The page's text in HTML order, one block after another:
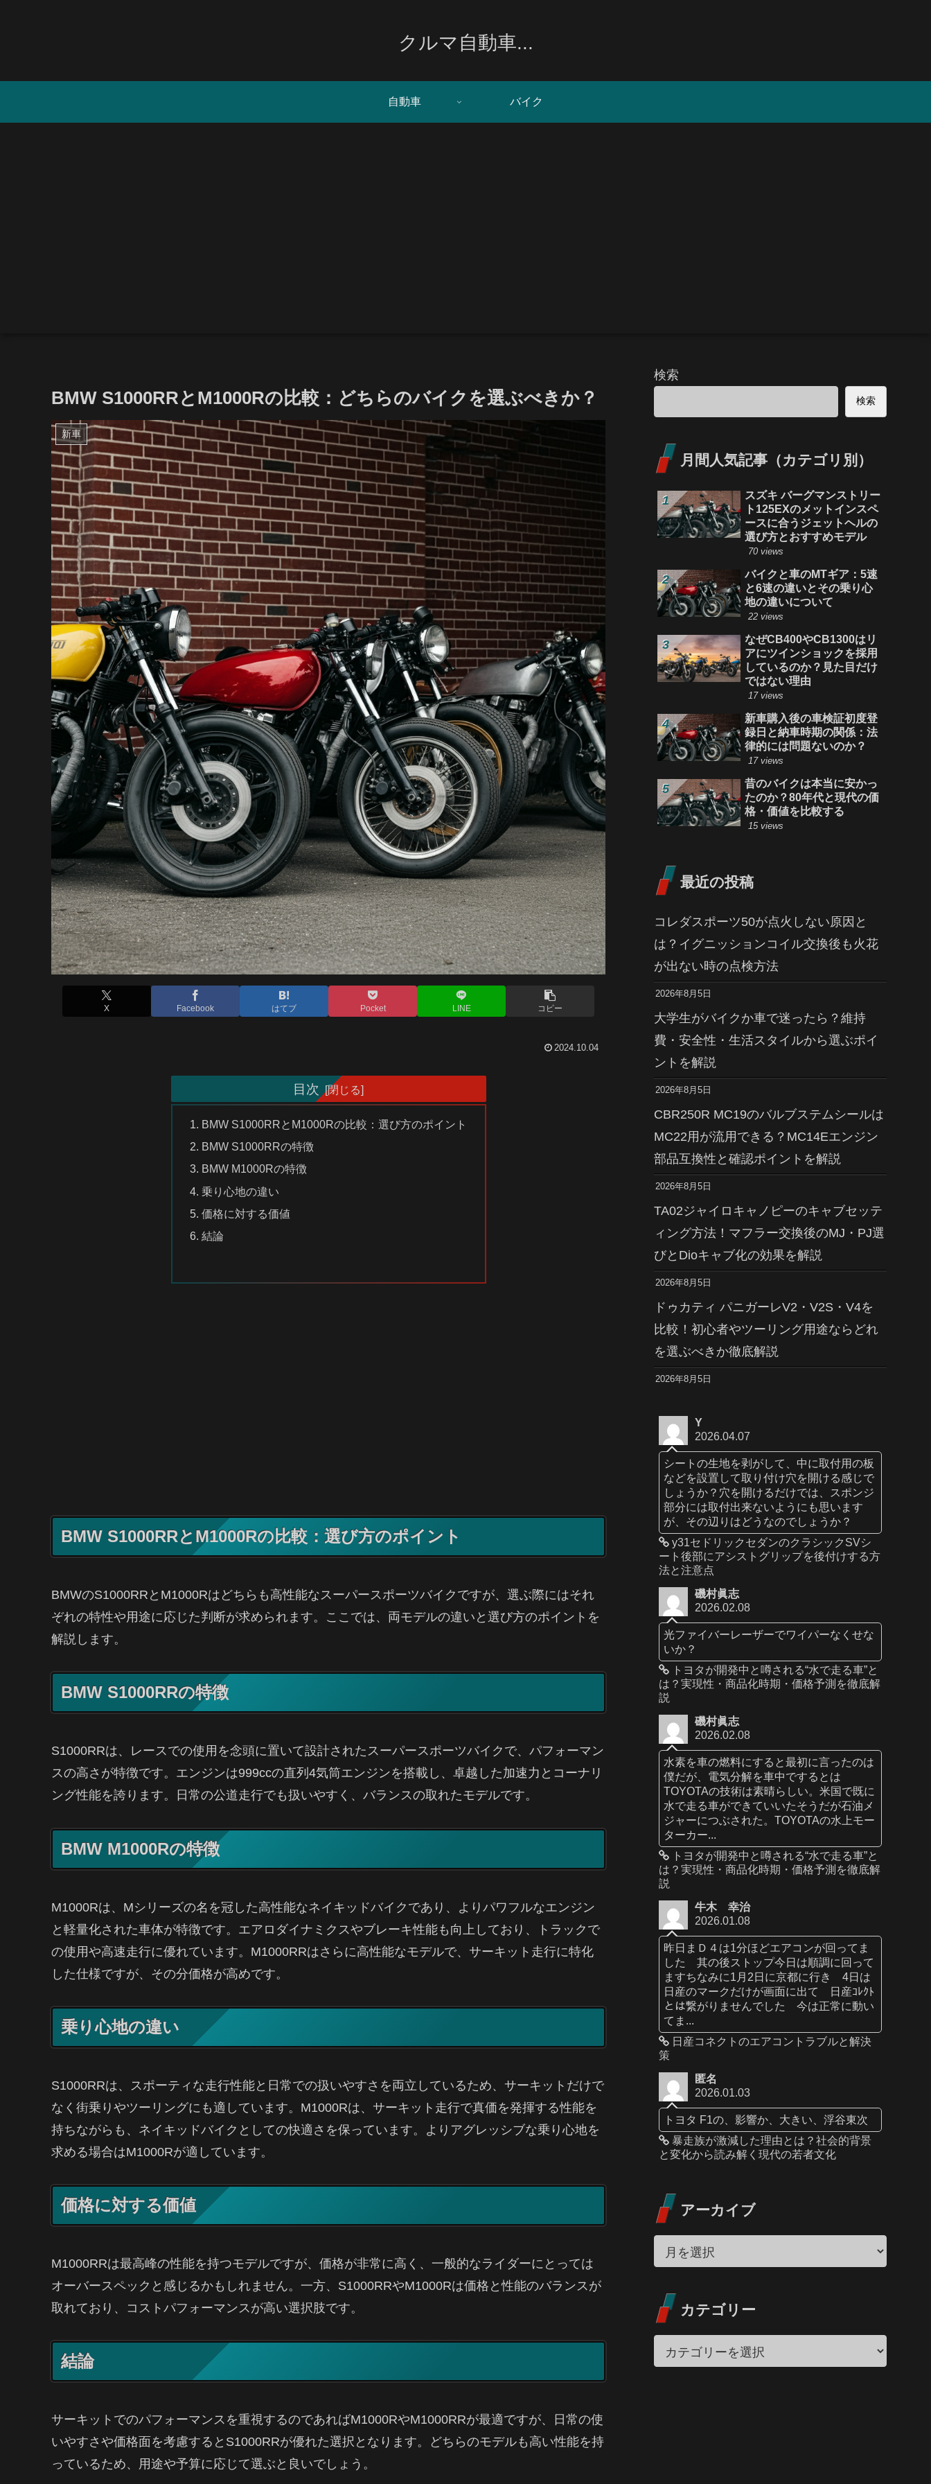
クルマ自動車...
自動車 バイク
BMW S1000RRとM1000Rの比較：どちらのバイクを選ぶべきか？
新車
X Facebook はてブ Pocket LINE コピー
2024.10.04
目次
BMW S1000RRとM1000Rの比較：選び方のポイント
BMW S1000RRの特徴
BMW M1000Rの特徴
乗り心地の違い
価格に対する価値
結論
BMW S1000RRとM1000Rの比較：選び方のポイント
BMWのS1000RRとM1000Rはどちらも高性能なスーパースポーツバイクですが、選ぶ際にはそれ
ぞれの特性や用途に応じた判断が求められます。ここでは、両モデルの違いと選び方のポイントを
解説します。
BMW S1000RRの特徴
S1000RRは、レースでの使用を念頭に置いて設計されたスーパースポーツバイクで、パフォーマン
スの高さが特徴です。エンジンは999ccの直列4気筒エンジンを搭載し、卓越した加速力とコーナリ
ング性能を誇ります。日常の公道走行でも扱いやすく、バランスの取れたモデルです。
BMW M1000Rの特徴
M1000Rは、Mシリーズの名を冠した高性能なネイキッドバイクであり、よりパワフルなエンジン
と軽量化された車体が特徴です。エアロダイナミクスやブレーキ性能も向上しており、トラックで
の使用や高速走行に優れています。M1000RRはさらに高性能なモデルで、サーキット走行に特化
した仕様ですが、その分価格が高めです。
乗り心地の違い
S1000RRは、スポーティな走行性能と日常での扱いやすさを両立しているため、サーキットだけで
なく街乗りやツーリングにも適しています。M1000Rは、サーキット走行で真価を発揮する性能を
持ちながらも、ネイキッドバイクとしての快適さを保っています。よりアグレッシブな乗り心地を
求める場合はM1000Rが適しています。
価格に対する価値
M1000RRは最高峰の性能を持つモデルですが、価格が非常に高く、一般的なライダーにとっては
オーバースペックと感じるかもしれません。一方、S1000RRやM1000Rは価格と性能のバランスが
取れており、コストパフォーマンスが高い選択肢です。
結論
サーキットでのパフォーマンスを重視するのであればM1000RやM1000RRが最適ですが、日常の使
いやすさや価格面を考慮するとS1000RRが優れた選択となります。どちらのモデルも高い性能を持
っているため、用途や予算に応じて選ぶと良いでしょう。
検索
検索
月間人気記事（カテゴリ別）
スズキ バーグマンストリー
ト125EXのメットインスペ
ースに合うジェットヘルの
選び方とおすすめモデル
70 views
バイクと車のMTギア：5速
と6速の違いとその乗り心
地の違いについて
22 views
なぜCB400やCB1300はリ
アにツインショックを採用
しているのか？見た目だけ
ではない理由
17 views
新車購入後の車検証初度登
録日と納車時期の関係：法
律的には問題ないのか？
17 views
昔のバイクは本当に安かっ
たのか？80年代と現代の価
格・価値を比較する
15 views
最近の投稿
コレダスポーツ50が点火しない原因と
は？イグニッションコイル交換後も火花
が出ない時の点検方法
2026年8月5日
大学生がバイクか車で迷ったら？維持
費・安全性・生活スタイルから選ぶポイ
ントを解説
2026年8月5日
CBR250R MC19のバルブステムシールは
MC22用が流用できる？MC14Eエンジン
部品互換性と確認ポイントを解説
2026年8月5日
TA02ジャイロキャノピーのキャブセッテ
ィング方法！マフラー交換後のMJ・PJ選
びとDioキャブ化の効果を解説
2026年8月5日
ドゥカティ パニガーレV2・V2S・V4を
比較！初心者やツーリング用途ならどれ
を選ぶべきか徹底解説
2026年8月5日
Y
2026.04.07
シートの生地を剥がして、中に取付用の板
などを設置して取り付け穴を開ける感じで
しょうか？穴を開けるだけでは、スポンジ
部分には取付出来ないようにも思います
が、その辺りはどうなのでしょうか？
y31セドリックセダンのクラシックSVシ
ート後部にアシストグリップを後付けする方
法と注意点
磯村眞志
2026.02.08
光ファイバーレーザーでワイパーなくせな
いか？
トヨタが開発中と噂される“水で走る車”と
は？実現性・商品化時期・価格予測を徹底解
説
磯村眞志
2026.02.08
水素を車の燃料にすると最初に言ったのは
僕だが、電気分解を車中でするとは
TOYOTAの技術は素晴らしい。米国で既に
水で走る車ができていいたそうだが石油メ
ジャーにつぶされた。TOYOTAの水上モー
ターカー...
トヨタが開発中と噂される“水で走る車”と
は？実現性・商品化時期・価格予測を徹底解
説
牛木 幸治
2026.01.08
昨日まＤ４は1分ほどエアコンが回ってま
した 其の後ストップ今日は順調に回って
ますちなみに1月2日に京都に行き 4日は
日産のマークだけが画面に出て 日産ｺﾚｸﾄ
とは繋がりませんでした 今は正常に動い
てま...
日産コネクトのエアコントラブルと解決
策
匿名
2026.01.03
トヨタ F1の、影響か、大きい、浮谷東次
暴走族が激減した理由とは？社会的背景
と変化から読み解く現代の若者文化
アーカイブ
カテゴリー